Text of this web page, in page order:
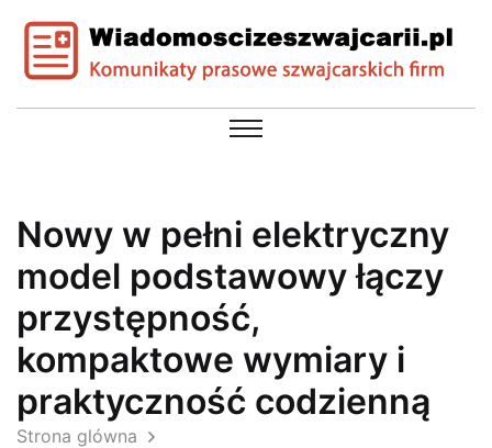
Nowy w pełni elektryczny
model podstawowy łączy
przystępność,
kompaktowe wymiary i
praktyczność codzienną
Strona glówna